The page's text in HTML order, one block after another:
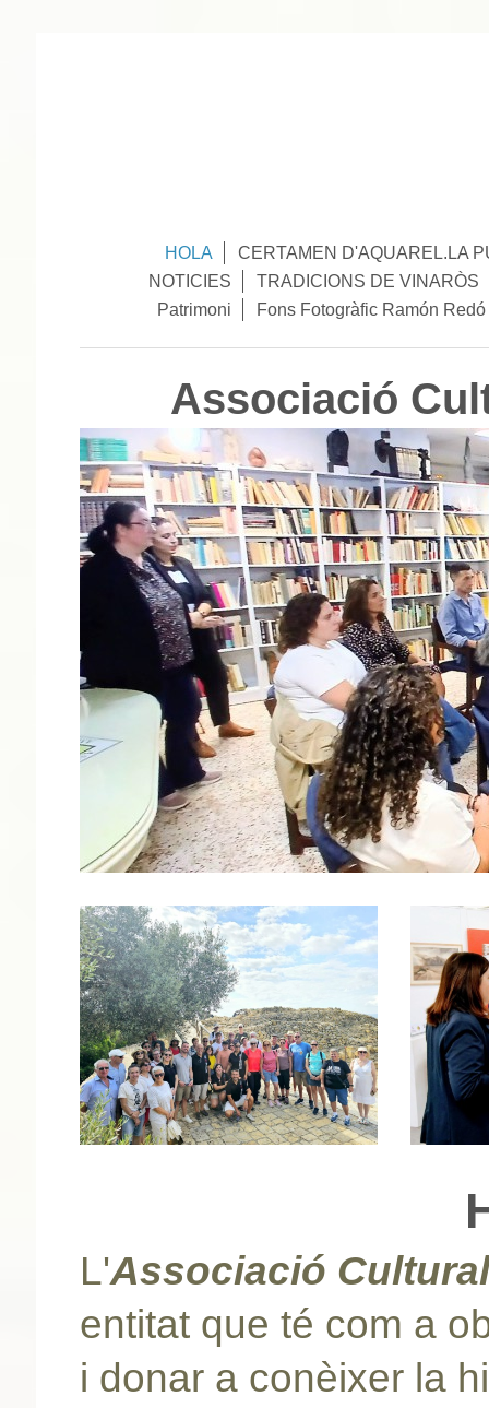
HOLA
CERTAMEN D'AQUAREL.LA
NOTICIES
TRADICIONS DE VINARÒS
Patrimoni
Fons Fotogràfic Ramón Redó
Associació
L'Associació
entitat que té com a
i donar a conèixer la